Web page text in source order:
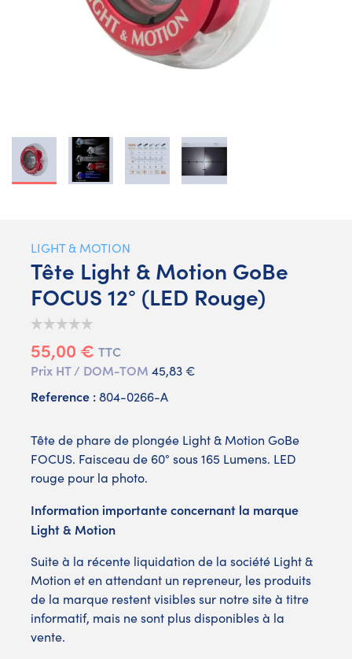
LIGHT & MOTION
Tête Light & Motion GoBe
FOCUS 12° (LED Rouge)
55,00 € TTC
Prix HT / DOM-TOM 45,83 €
Reference :804-0266-A
Tête de phare de plongée Light & Motion GoBe
FOCUS. Faisceau de 60° sous 165 Lumens. LED
rouge pour la photo.
Information importante concernant la marque
Light & Motion
Suite à la récente liquidation de la société Light &
Motion et en attendant un repreneur, les produits
de la marque restent visibles sur notre site à titre
informatif, mais ne sont plus disponibles à la
vente.